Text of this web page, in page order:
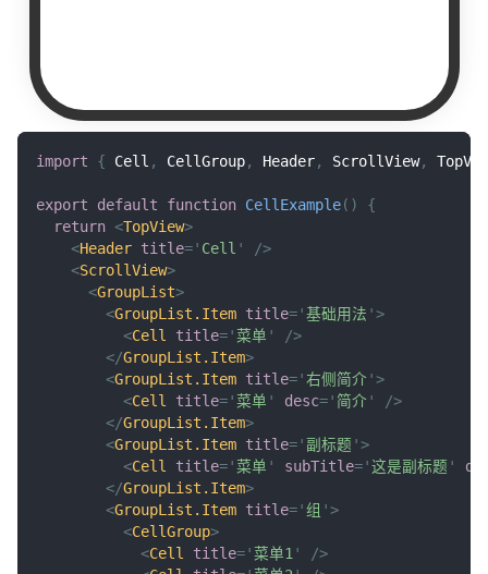
import { Cell , CellGroup, Header, ScrollView,
export default function CellExample( )
{
return <TopView>
<Header title=' Cell '
/>
<ScrollView>
<GroupList>
<GroupList.Item title='基础用法 '>
<Cell title='菜单 '
/>
</GroupList.Item>
<GroupList.Item title='右侧简介'>
<Cell title='菜单 ' desc=' 简介'
/>
</GroupList.Item>
<GroupList.Item title='副标题 '>
<Cell title='菜单 ' subTitle='这是副标题 '
</GroupList.Item>
<GroupList.Item title='组 '>
<CellGroup>
<Cell title='菜单1 '
/>